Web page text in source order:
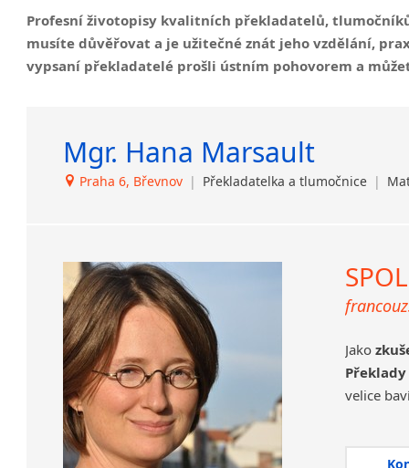
Ústí nad Orlicí
Profesní životopisy kvalitních překladatelů,
musíte důvěřovat a je užitečné znát jeho vzdělání,
vypsaní překladatelé prošli ústním pohovorem a
Mgr. Hana Marsault
Praha 6, Břevnov | Překladatelka a tlumočnice |
Jako
Překlady
velice
podoby